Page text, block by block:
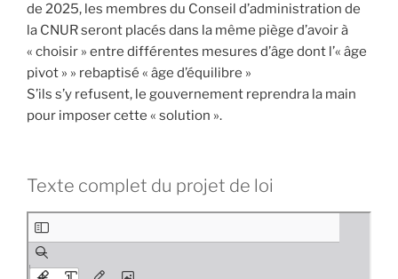
de 2025, les membres du Conseil d’administration de
la CNUR seront placés dans la même piège d’avoir à
« choisir » entre différentes mesures d’âge dont l’« âge
pivot » » rebaptisé « âge d’équilibre »
S’ils s’y refusent, le gouvernement reprendra la main
pour imposer cette « solution ».
Texte complet du projet de loi